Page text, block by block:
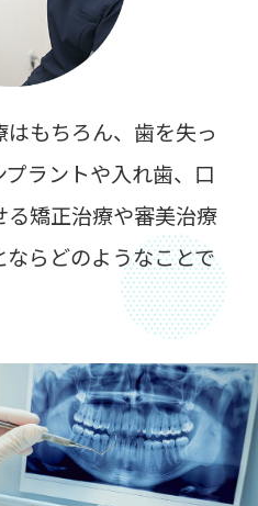
もちろん、歯を失っ
ラントや入れ歯、口
矯正治療や審美治療
らどのようなことで